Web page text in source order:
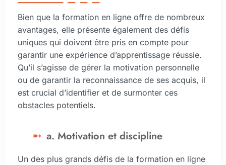
Bien que la formation en ligne offre de nombreux
avantages, elle présente également des défis
uniques qui doivent être pris en compte pour
garantir une expérience d’apprentissage réussie.
Qu’il s’agisse de gérer la motivation personnelle
ou de garantir la reconnaissance de ses acquis, il
est crucial d’identifier et de surmonter ces
obstacles potentiels.
a. Motivation et discipline
Un des plus grands défis de la formation en ligne